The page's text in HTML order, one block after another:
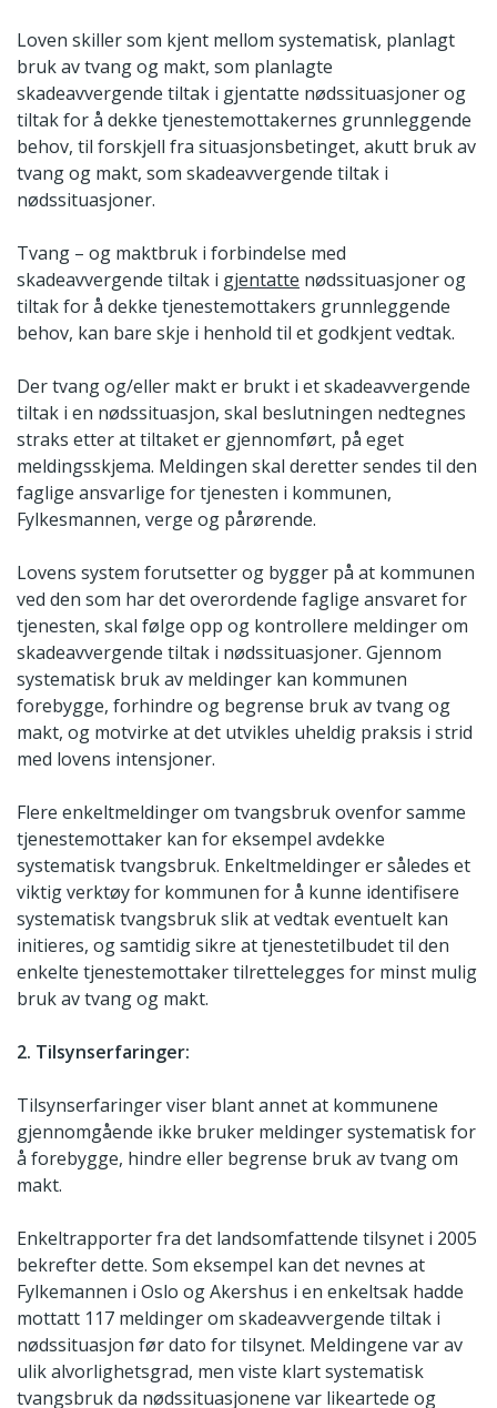
Loven skiller som kjent mellom systematisk, planlagt
bruk av tvang og makt, som planlagte
skadeavvergende tiltak i gjentatte nødssituasjoner og
tiltak for å dekke tjenestemottakernes grunnleggende
behov, til forskjell fra situasjonsbetinget, akutt bruk av
tvang og makt, som skadeavvergende tiltak i
nødssituasjoner.
Tvang – og maktbruk i forbindelse med
skadeavvergende tiltak i gjentatte nødssituasjoner og
tiltak for å dekke tjenestemottakers grunnleggende
behov, kan bare skje i henhold til et godkjent vedtak.
Der tvang og/eller makt er brukt i et skadeavvergende
tiltak i en nødssituasjon, skal beslutningen nedtegnes
straks etter at tiltaket er gjennomført, på eget
meldingsskjema. Meldingen skal deretter sendes til den
faglige ansvarlige for tjenesten i kommunen,
Fylkesmannen, verge og pårørende.
Lovens system forutsetter og bygger på at kommunen
ved den som har det overordende faglige ansvaret for
tjenesten, skal følge opp og kontrollere meldinger om
skadeavvergende tiltak i nødssituasjoner. Gjennom
systematisk bruk av meldinger kan kommunen
forebygge, forhindre og begrense bruk av tvang og
makt, og motvirke at det utvikles uheldig praksis i strid
med lovens intensjoner.
Flere enkeltmeldinger om tvangsbruk ovenfor samme
tjenestemottaker kan for eksempel avdekke
systematisk tvangsbruk. Enkeltmeldinger er således et
viktig verktøy for kommunen for å kunne identifisere
systematisk tvangsbruk slik at vedtak eventuelt kan
initieres, og samtidig sikre at tjenestetilbudet til den
enkelte tjenestemottaker tilrettelegges for minst mulig
bruk av tvang og makt.
2. Tilsynserfaringer:
Tilsynserfaringer viser blant annet at kommunene
gjennomgående ikke bruker meldinger systematisk for
å forebygge, hindre eller begrense bruk av tvang om
makt.
Enkeltrapporter fra det landsomfattende tilsynet i 2005
bekrefter dette. Som eksempel kan det nevnes at
Fylkemannen i Oslo og Akershus i en enkeltsak hadde
mottatt 117 meldinger om skadeavvergende tiltak i
nødssituasjon før dato for tilsynet. Meldingene var av
ulik alvorlighetsgrad, men viste klart systematisk
tvangsbruk da nødssituasjonene var likeartede og